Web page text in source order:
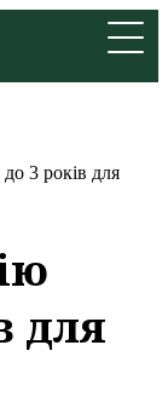
до 3 років для
для